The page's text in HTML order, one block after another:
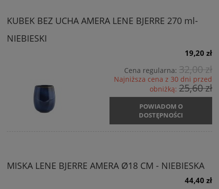
KUBEK BEZ UCHA AMERA LENE BJERRE 270 ml-
NIEBIESKI
19,20 zł
Cena regularna: 32,00 zł
Najniższa cena z 30 dni przed
obniżką: 25,60 zł
POWIADOM O
DOSTĘPNOŚCI
MISKA LENE BJERRE AMERA Ø18 CM - NIEBIESKA
44,40 zł